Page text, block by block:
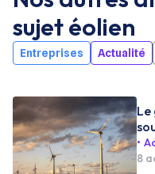
sujetéolien
Entreprises Actualité
8